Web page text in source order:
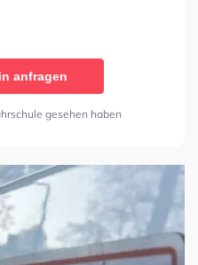
anfragen
gesehen haben